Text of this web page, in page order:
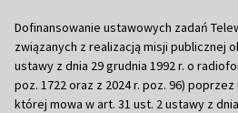
Dofinansowanie ustawowych zadań
związanych z realizacją misji publicznej
ustawy z dnia 29 grudnia 1992 r. o
poz. 1722 oraz z 2024 r. poz. 96)
której mowa w art. 31 ust. 2 ustawy z